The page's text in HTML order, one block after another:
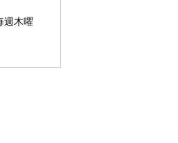
週木曜